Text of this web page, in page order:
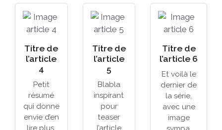
Titre de
l’article
4
Petit
résumé
qui donne
envie d’en
lire plus,
Titre de
l’article
5
Blabla
inspirant
pour
teaser
l’article
Titre de
l’article 6
Et voilà le
dernier de
la série,
avec une
image